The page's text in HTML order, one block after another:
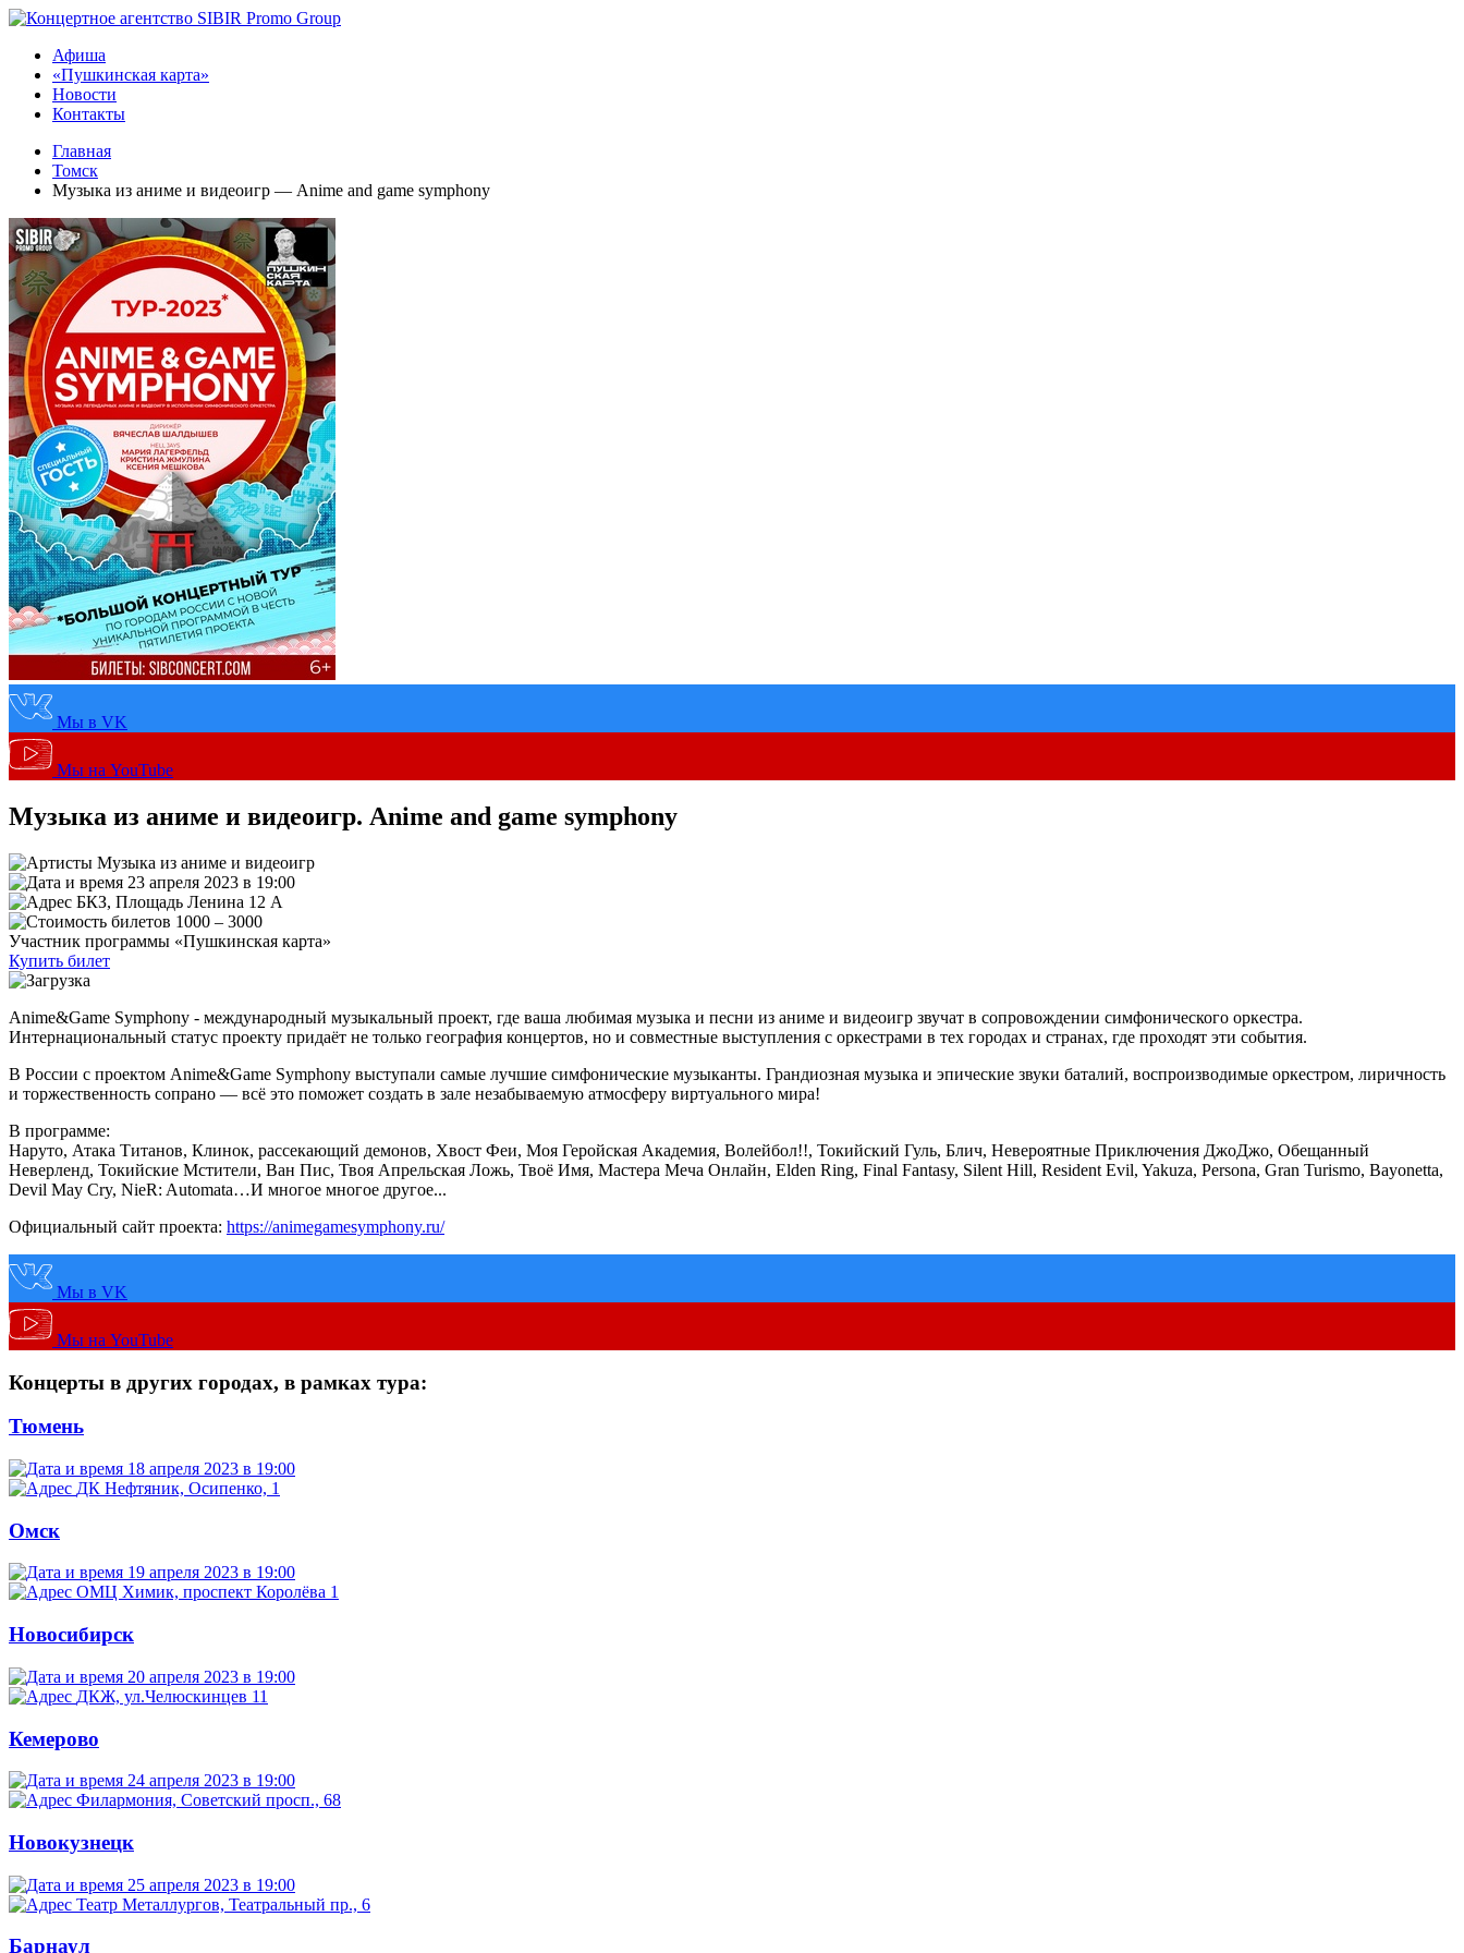
Афиша
«Пушкинская карта»
Новости
Контакты
Главная
Томск
Музыка из аниме и видеоигр — Anime and game symphony
Мы в VK
Мы на YouTube
Музыка из аниме и видеоигр. Anime and game symphony
Музыка из аниме и видеоигр
23 апреля 2023 в 19:00
БКЗ, Площадь Ленина 12 А
1000 – 3000
Участник программы «Пушкинская карта»
Купить билет
Anime&Game Symphony - международный музыкальный проект, где ваша любимая музыка и песни из аниме и видеоигр звучат в сопровождении симфонического оркестра.
Интернациональный статус проекту придаёт не только география концертов, но и совместные выступления с оркестрами в тех городах и странах, где проходят эти события.
В России с проектом Anime&Game Symphony выступали самые лучшие симфонические музыканты. Грандиозная музыка и эпические звуки баталий, воспроизводимые оркестром, лиричность
и торжественность сопрано — всё это поможет создать в зале незабываемую атмосферу виртуального мира!
В программе:
Наруто, Атака Титанов, Клинок, рассекающий демонов, Хвост Феи, Моя Геройская Академия, Волейбол!!, Токийский Гуль, Блич, Невероятные Приключения ДжоДжо, Обещанный
Неверленд, Токийские Мстители, Ван Пис, Твоя Апрельская Ложь, Твоё Имя, Мастера Меча Онлайн, Elden Ring, Final Fantasy, Silent Hill, Resident Evil, Yakuza, Persona, Gran Turismo, Bayonetta,
Devil May Cry, NieR: Automata…И многое многое другое...
Официальный сайт проекта: https://animegamesymphony.ru/
Мы в VK
Мы на YouTube
Концерты в других городах, в рамках тура:
Тюмень
18 апреля 2023 в 19:00
ДК Нефтяник, Осипенко, 1
Омск
19 апреля 2023 в 19:00
ОМЦ Химик, проспект Королёва 1
Новосибирск
20 апреля 2023 в 19:00
ДКЖ, ул.Челюскинцев 11
Кемерово
24 апреля 2023 в 19:00
Филармония, Советский просп., 68
Новокузнецк
25 апреля 2023 в 19:00
Театр Металлургов, Театральный пр., 6
Барнаул